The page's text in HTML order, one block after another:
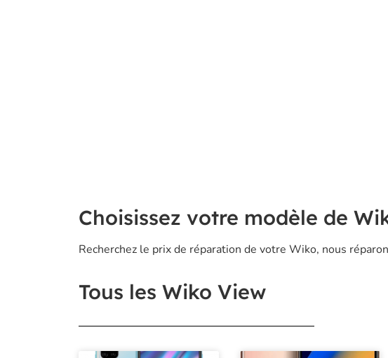
Choisissez votre modèle de
Recherchez le prix de réparation de votre Wiko, nous
Tous les Wiko View